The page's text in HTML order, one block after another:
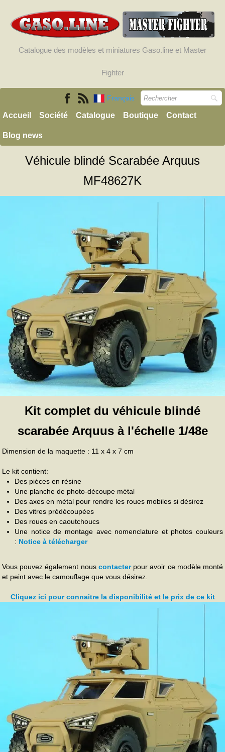
Catalogue des modèles et miniatures Gaso.line et Master
Fighter
Français
Accueil Société Catalogue Boutique Contact
Blog news
Véhicule blindé Scarabée Arquus
MF48627K
Kit complet du véhicule blindé
scarabée Arquus à l'échelle 1/48e
Dimension de la maquette : 11 x 4 x 7 cm
Le kit contient:
Des pièces en résine
Une planche de photo-découpe métal
Des axes en métal pour rendre les roues mobiles si désirez
Des vitres prédécoupées
Des roues en caoutchoucs
Une notice de montage avec nomenclature et photos couleurs
: Notice à télécharger
Vous pouvez également nous contacterpour avoir ce modèle monté
et peint avec le camouflage que vous désirez.
Cliquez ici pour connaitre la disponibilité et le prix de ce kit